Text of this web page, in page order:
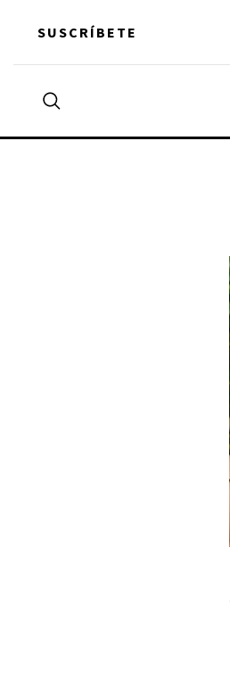
content
SUSCRÍBETE
Search